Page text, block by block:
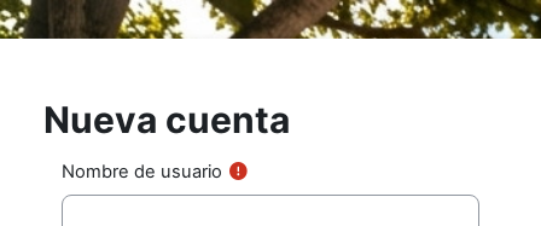
Saltar al contenido principal
Nueva cuenta
Nombre de usuario